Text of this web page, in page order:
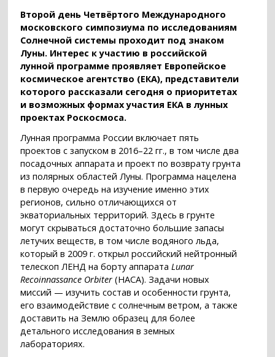
Второй день Четвёртого Международного
московского симпозиума по исследованиям
Солнечной системы проходит под знаком
Луны. Интерес к участию в российской
лунной программе проявляет Европейское
космическое агентство (ЕКА), представители
которого рассказали сегодня о приоритетах
и возможных формах участия ЕКА в лунных
проектах Роскосмоса.
Лунная программа России включает пять
проектов с запуском в 2016–22 гг., в том числе два
посадочных аппарата и проект по возврату грунта
из полярных областей Луны. Программа нацелена
в первую очередь на изучение именно этих
регионов, сильно отличающихся от
экваториальных территорий. Здесь в грунте
могут скрываться достаточно большие запасы
летучих веществ, в том числе водяного льда,
который в 2009 г. открыл российский нейтронный
телескоп ЛЕНД на борту аппарата Lunar
Recoinnassance Orbiter (НАСА). Задачи новых
миссий — изучить состав и особенности грунта,
его взаимодействие с солнечным ветром, а также
доставить на Землю образец для более
детального исследования в земных
лабораториях.